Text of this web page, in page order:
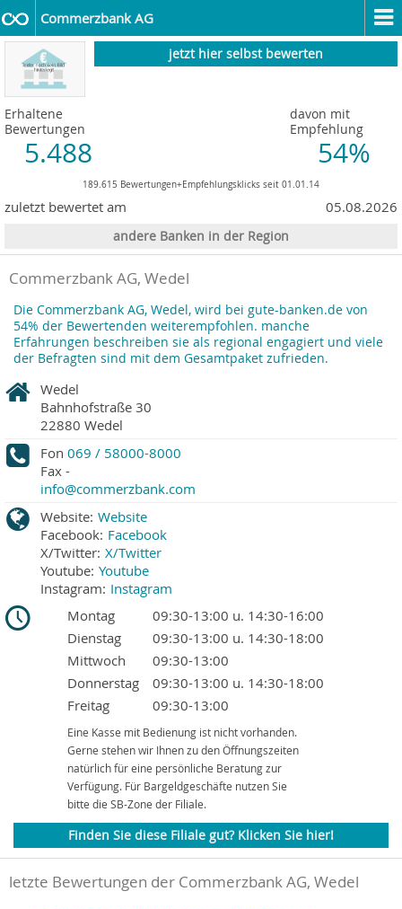
Commerzbank AG
jetzt hier selbst bewerten
Erhaltene
Bewertungen
5.488
davon mit
Empfehlung
54%
189.615 Bewertungen+Empfehlungsklicks seit 01.01.14
zuletzt bewertet am 05.08.2026
andere Banken in der Region
Commerzbank AG, Wedel
Die Commerzbank AG, Wedel, wird bei gute-banken.de von
54% der Bewertenden weiterempfohlen. manche
Erfahrungen beschreiben sie als regional engagiert und viele
der Befragten sind mit dem Gesamtpaket zufrieden.
Wedel
Bahnhofstraße 30
22880 Wedel
Fon 069 / 58000-8000
Fax -
info@commerzbank.com
Website: Website
Facebook: Facebook
X/Twitter: X/Twitter
Youtube: Youtube
Instagram: Instagram
Montag
09:30-13:00 u. 14:30-16:00
Dienstag
09:30-13:00 u. 14:30-18:00
Mittwoch
09:30-13:00
Donnerstag
09:30-13:00 u. 14:30-18:00
Freitag
09:30-13:00
Eine Kasse mit Bedienung ist nicht vorhanden.
Gerne stehen wir Ihnen zu den Öffnungszeiten
natürlich für eine persönliche Beratung zur
Verfügung. Für Bargeldgeschäfte nutzen Sie
bitte die SB-Zone der Filiale.
Finden Sie diese Filiale gut? Klicken Sie hier!
letzte Bewertungen der Commerzbank AG, Wedel